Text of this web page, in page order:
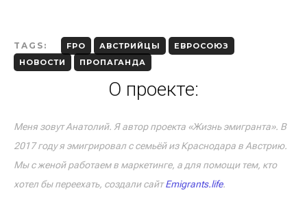
TAGS: FPO АВСТРИЙЦЫ
ЕВРОСОЮЗ
НОВОСТИ
ПРОПАГАНДА
О проекте:
Меня зовут Анатолий. Я автор проекта «Жизнь эмигранта». В
2017 году я эмигрировал с семьёй из Краснодара в Австрию.
Мы с женой работаем в маркетинге, а для помощи тем, кто
хотел бы переехать, создали сайтEmigrants.life.